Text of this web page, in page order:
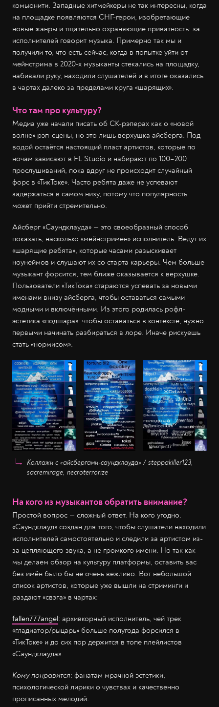
комьюнити. Западные хитмейкеры не так интересны, когда
на площадке появляются СНГ-герои, изобретающие
новые жанры и тщательно охраняющие приватность: за
исполнителей говорит музыка. Примерно так мы и
получили то, что есть сейчас, когда в попытке уйти от
мейнстрима в 2020-х музыканты стекались на площадку,
набивали руку, находили слушателей и в итоге оказались
в чартах далеко за пределами круга «шарящих».
Что там про культуру?
Медиа уже начали писать об СК-рэперах как о «новой
волне» рэп-сцены, но это лишь верхушка айсберга. Под
водой остаётся настоящий пласт артистов, которые по
ночам зависают в FL Studio и набирают по 100–200
прослушиваний, пока вдруг не происходит случайный
форс в «ТикТоке». Часто ребята даже не успевают
задержаться в самом низу, потому что популярность
может прийти стремительно.
Айсберг «Саундклауда» — это своеобразный способ
показать, насколько «мейнстримен» исполнитель. Ведут их
«шарящие ребята», которые часами разыскивает
ноунеймов и слушают их со старта карьеры. Чем больше
музыкант форсится, тем ближе оказывается к верхушке.
Пользователи «ТикТока» стараются успевать за новыми
именами внизу айсберга, чтобы оставаться самыми
модными и включёнными. Из этого родилась рофл-
эстетика «подшара»: чтобы оставаться в контексте, нужно
первыми начинать разбираться в лоре. Иначе рискуешь
стать «нормисом».
Коллажи с «айсбергами-саундклауда» / steppakiller123,
sacremirage, necroterrorize
На кого из музыкантов обратить внимание?
Простой вопрос — сложный ответ. На кого угодно.
«Саундклауд» создан для того, чтобы слушатели находили
исполнителей самостоятельно и следили за артистом из-
за цепляющего звука, а не громкого имени. Но так как
мы делаем обзор на культуру платформы, оставить вас
без имён было бы не очень вежливо. Вот небольшой
список артистов, которые уже вышли на стриминги и
раздают «свэга» в чартах:
fallen777angel: архивкорный исполнитель, чей трек
«гладиатор/рыцарь» больше полугода форсился в
«ТикТоке» и до сих пор держится в топе плейлистов
«Саундклауда».
Кому понравится: фанатам мрачной эстетики,
психологической лирики о чувствах и качественно
прописанных мелодий.